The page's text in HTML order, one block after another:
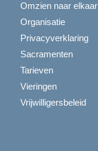
Omzien naar elkaar
Organisatie
Privacyverklaring
Sacramenten
Tarieven
Vieringen
Vrijwilligersbeleid